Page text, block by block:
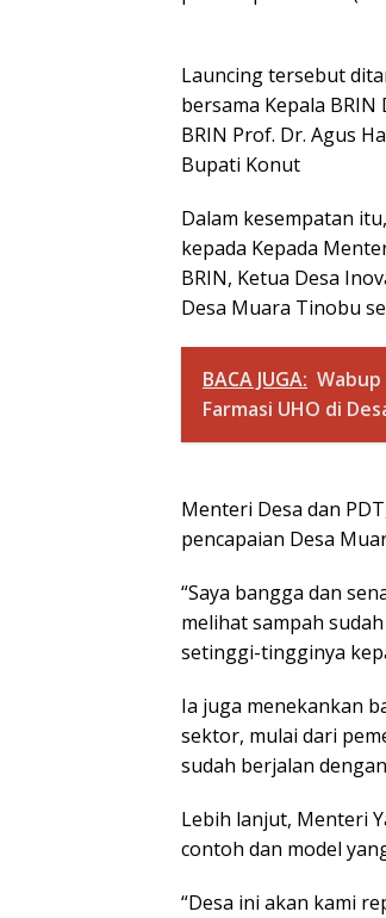
Launcing tersebut
bersama Kepala
BRIN Prof. Dr. Agus
Bupati Konut
Dalam kesempatan
kepada Kepada
BRIN, Ketua Desa
Desa Muara Tinobu
BACA JUGA:
Farmasi UHO di
Menteri Desa dan
pencapaian Desa
“Saya bangga dan
melihat sampah
setinggi-tingginya
Ia juga menekankan
sektor, mulai dari
sudah berjalan
Lebih lanjut, Menteri
contoh dan model
“Desa ini akan kami